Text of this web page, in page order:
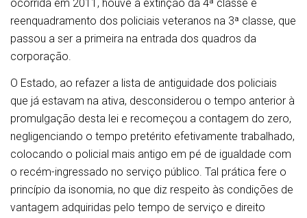
ocorrida em 2011, houve a extinção da 4ª classe e
reenquadramento dos policiais veteranos na 3ª classe, que
passou a ser a primeira na entrada dos quadros da
corporação.
O Estado, ao refazer a lista de antiguidade dos policiais
que já estavam na ativa, desconsiderou o tempo anterior à
promulgação desta lei e recomeçou a contagem do zero,
negligenciando o tempo pretérito efetivamente trabalhado,
colocando o policial mais antigo em pé de igualdade com
o recém-ingressado no serviço público. Tal prática fere o
princípio da isonomia, no que diz respeito às condições de
vantagem adquiridas pelo tempo de serviço e direito